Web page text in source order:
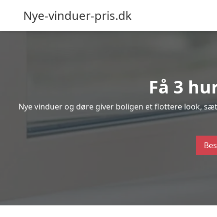
Nye-vinduer-pris.dk
Få 3
Nye vinduer og døre giver boligen et flottere look,